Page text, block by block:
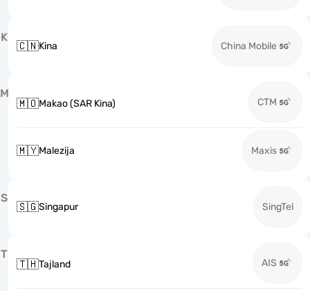
K
🇨🇳Kina China Mobile
M
🇲🇴Makao (SAR Kina) CTM
🇲🇾Malezija Maxis
S
🇸🇬Singapur SingTel
T
🇹🇭Tajland AIS